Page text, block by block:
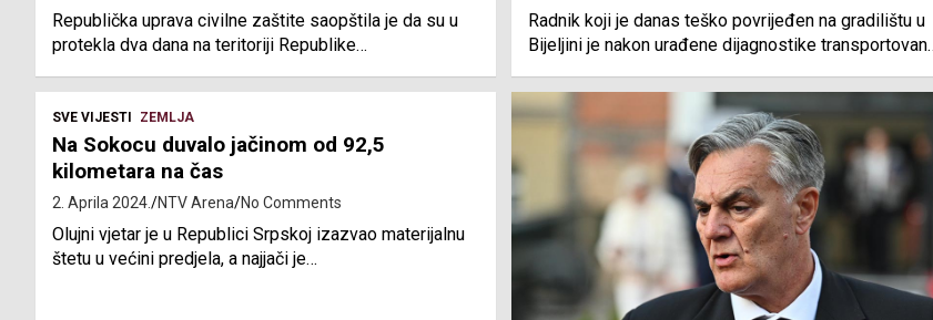
Republička uprava civilne zaštite saopštila je da su u
protekla dva dana na teritoriji Republike…
Radnik koji je danas teško povrijeđen na gradilištu u
Bijeljini je nakon urađene dijagnostike
SVE VIJESTI ZEMLJA
Na Sokocu duvalo jačinom od 92,5
kilometara na čas
2. Aprila 2024. NTV Arena No Comments
Olujni vjetar je u Republici Srpskoj izazvao materijalnu
štetu u većini predjela, a najjači je…